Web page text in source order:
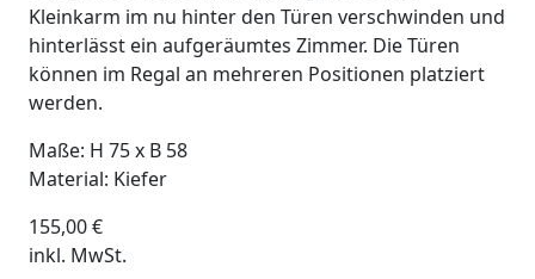
Kleinkarm im nu hinter den Türen verschwinden und
hinterlässt ein aufgeräumtes Zimmer. Die Türen
können im Regal an mehreren Positionen platziert
werden.
Maße: H 75 x B 58
Material: Kiefer
155,00€
inkl. MwSt.